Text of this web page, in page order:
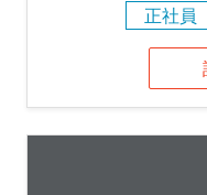
正社員